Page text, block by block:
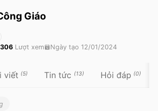
Giáo
306 Lượt xem Ngày tạo 12/01/2024
viết (5) Tin tức (13) Hỏi đáp (0)